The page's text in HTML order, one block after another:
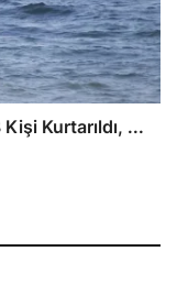
Kurtarıldı, ...